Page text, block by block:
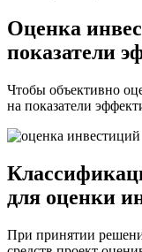
Оценка
показатели
Чтобы объективно
на показатели
для оценки
При принятии